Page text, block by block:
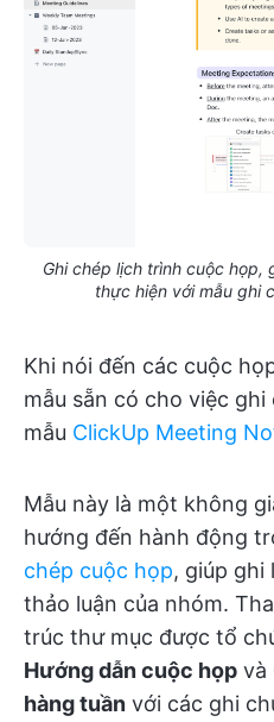
Ghi chép lịch trình cuộc họp,
thực hiện với mẫu ghi
Khi nói đến các cuộc
mẫu sẵn có cho việc
mẫu ClickUp Meeting
Mẫu này là một không
hướng đến hành động
chép cuộc họp, giúp ghi
thảo luận của nhóm.
trúc thư mục được tổ
Hướng dẫn cuộc họp và
hàng tuần với các ghi